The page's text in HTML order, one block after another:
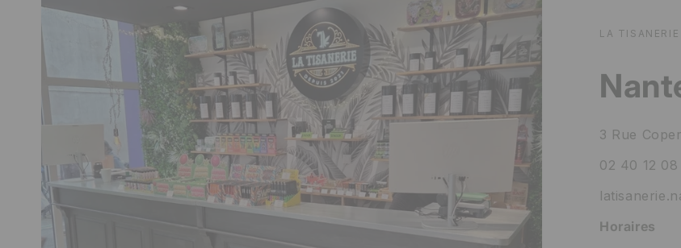
LA TISANERIE
3 Rue
02 40 12 08
Horaires